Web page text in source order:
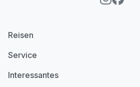
Reisen
Service
Interessantes